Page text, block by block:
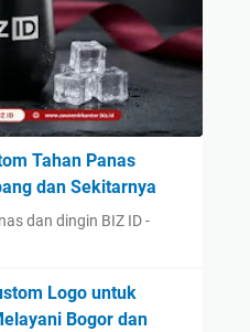
Tahan Panas
dan Sekitarnya
dan dingin BIZ ID -
Logo untuk
Bogor dan